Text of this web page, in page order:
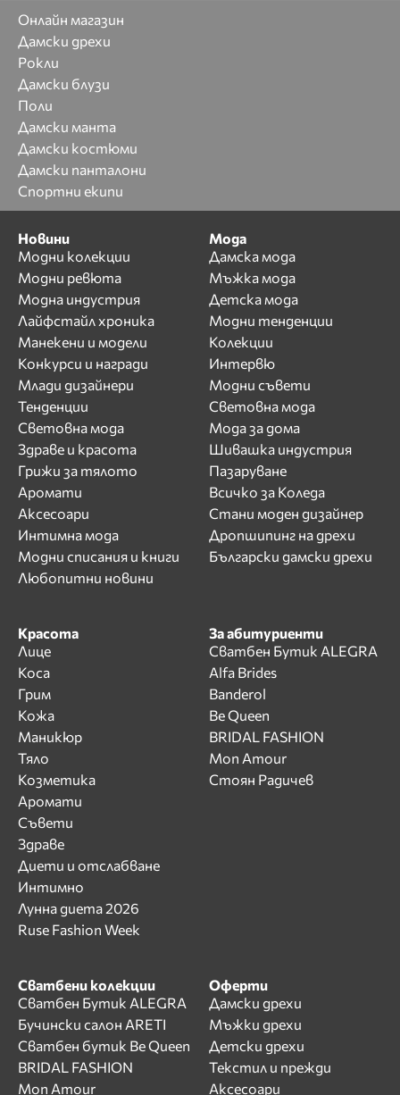
Онлайн магазин
Дамски дрехи
Рокли
Дамски блузи
Поли
Дамски манта
Дамски костюми
Дамски панталони
Спортни екипи
Новини
Модни колекции
Модни ревюта
Модна индустрия
Лайфстайл хроника
Манекени и модели
Конкурси и награди
Млади дизайнери
Тенденции
Световна мода
Здраве и красота
Грижи за тялото
Аромати
Аксесоари
Интимна мода
Модни списания и книги
Любопитни новини
Мода
Дамска мода
Мъжка мода
Детска мода
Модни тенденции
Колекции
Интервю
Модни съвети
Световна мода
Мода за дома
Шивашка индустрия
Пазаруване
Всичко за Коледа
Стани моден дизайнер
Дропшипинг на дрехи
Български дамски дрехи
Красота
Лице
Коса
Грим
Кожа
Маникюр
Тяло
Козметика
Аромати
Съвети
Здраве
Диети и отслабване
Интимно
Лунна диета 2026
Ruse Fashion Week
За абитуриенти
Сватбен Бутик ALEGRA
Alfa Brides
Banderol
Be Queen
BRIDAL FASHION
Mon Amour
Стоян Радичев
Сватбени колекции
Сватбен Бутик ALEGRA
Бучински салон ARETI
Сватбен бутик Be Queen
BRIDAL FASHION
Mon Amour
Оферти
Дамски дрехи
Мъжки дрехи
Детски дрехи
Текстил и прежди
Аксесоари